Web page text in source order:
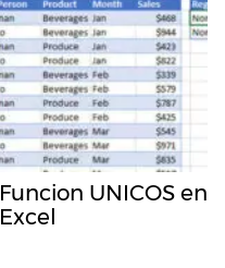
Funcion UNICOS en
Excel